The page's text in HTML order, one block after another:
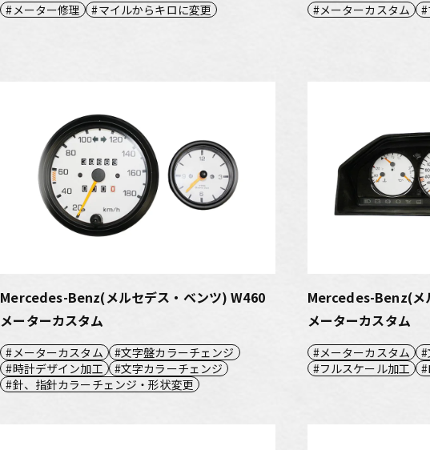
メーター修理 マイルからキロに変更 メーターカスタム
Mercedes-Benz(メルセデス・ベンツ) W460
メーターカスタム
メーターカスタム
文字盤カラーチェンジ
時計デザイン加工
文字カラーチェンジ
針、指針カラーチェンジ・形状変更
Mercedes-Benz(メ
メーターカスタム
メーターカスタム
フルスケール加工